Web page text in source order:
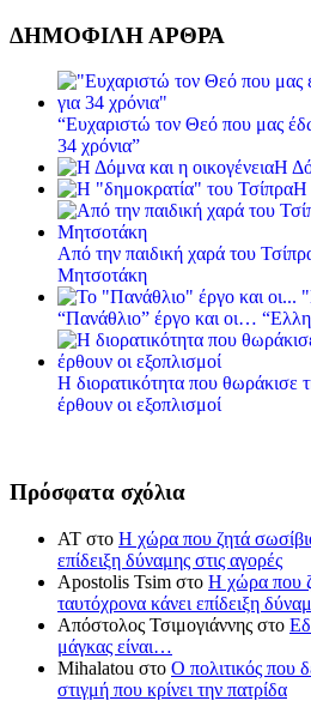
ΔΗΜΟΦΙΛΗ ΑΡΘΡΑ
“Ευχαριστώ τον Θεό που μας
34 χρόνια”
Η
Η
Από την παιδική χαρά του
Μητσοτάκη
“Πανάθλιο” έργο και οι…
Η διορατικότητα που θωράκισε
έρθουν οι εξοπλισμοί
Πρόσφατα σχόλια
ΑΤ στο Η χώρα που ζητά
επίδειξη δύναμης στις αγορές
Apostolis Tsim στο Η χώρα που
ταυτόχρονα κάνει επίδειξη
Απόστολος Τσιμογιάννης στο
μάγκας είναι…
Mihalatou στο Ο πολιτικός που
στιγμή που κρίνει την πατρίδα